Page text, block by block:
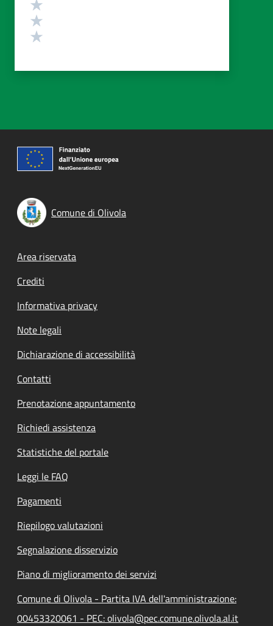
Comune di Olivola
Footer menu
Area riservata
Crediti
Informativa privacy
Note legali
Dichiarazione di accessibilità
Contatti
Prenotazione appuntamento
Richiedi assistenza
Statistiche del portale
Leggi le FAQ
Pagamenti
Riepilogo valutazioni
Segnalazione disservizio
Piano di miglioramento dei servizi
Comune di Olivola - Partita IVA dell'amministrazione:
00453320061 - PEC: olivola@pec.comune.olivola.al.it